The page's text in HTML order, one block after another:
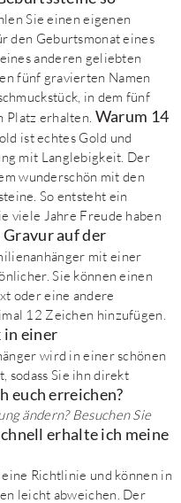
Sie einen eigenen
den Geburtsmonat eines
anderen geliebten
fünf gravierten Namen
in dem fünf
Platz erhalten. Warum 14
ist echtes Gold und
mit Langlebigkeit. Der
wunderschön mit den
So entsteht ein
viele Jahre Freude haben
auf der
mit einer
Sie können einen
oder eine andere
12 Zeichen hinzufügen.
in einer
wird in einer schönen
sodass Sie ihn direkt
euch erreichen?
ändern? Besuchen Sie
erhalte ich meine
Richtlinie und können in
leicht abweichen. Der